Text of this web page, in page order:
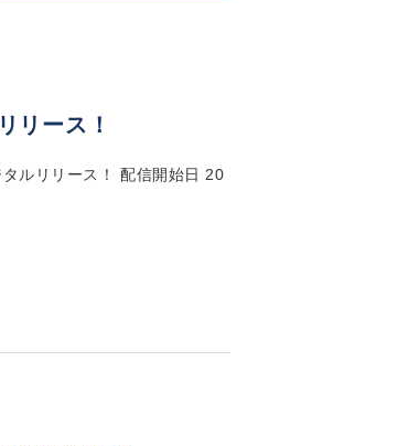
リース！
ルリリース！ 配信開始日 20